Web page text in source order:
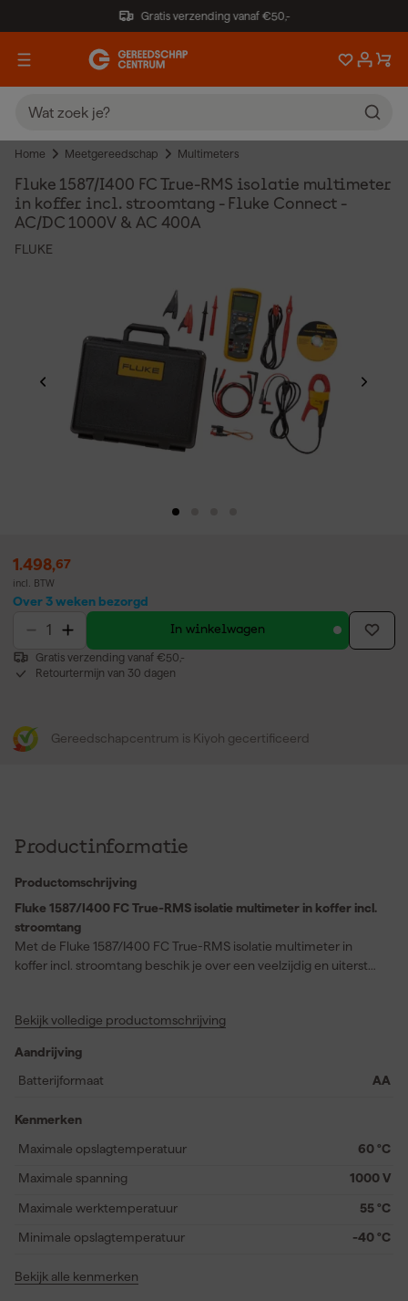
Gratis verzending vanaf €50,-
Home Meetgereedschap Multimeters
Fluke 1587/I400 FC True-RMS isolatie multimeter
in koffer incl. stroomtang - Fluke Connect -
AC/DC 1000V & AC 400A
FLUKE
1.498,67
incl. BTW
Over 3 weken bezorgd
In winkelwagen
Gratis verzending vanaf €50,-
Retourtermijn van 30 dagen
Gereedschapcentrum is Kiyoh gecertificeerd
Productinformatie
Productomschrijving
Fluke 1587/I400 FC True-RMS isolatie multimeter in koffer incl.
stroomtang
Met de Fluke 1587/I400 FC True-RMS isolatie multimeter in
koffer incl. stroomtang beschik je over een veelzijdig en uiterst
combineert de betrouwbare Fluke 1587 FC 2-in-1 isolatie-
profiteren van innovatieve functies via de Fluke Connect
Measurements-app. Dankzij getimede PI-/DAR-verhoudingstests
verontreinigingsproblemen in isolatie op. Met de
opgeslagen, waardoor foutgevoelige handmatige registratie
verleden tijd is. De temperatuurcompensatie via de app
omgevingsfactoren. Bovendien biedt de stroomtang veilige,
nauwkeurige metingen zonder het circuit te hoeven
Bekijk volledige productomschrijving
Aandrijving
Batterijformaat
AA
Kenmerken
Maximale opslagtemperatuur
60 °C
Maximale spanning 1000 V
Maximale werktemperatuur 55 °C
Minimale opslagtemperatuur -40 °C
Bekijk alle kenmerken